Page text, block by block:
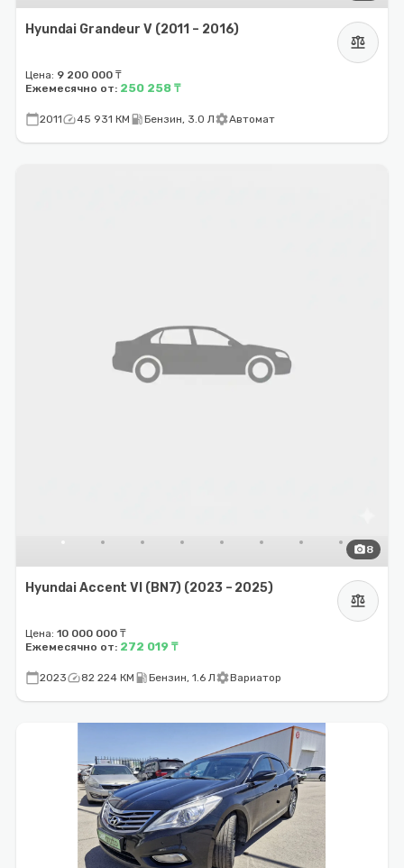
Hyundai Grandeur V (2011 – 2016)
balance
Цена: 9 200 000 ₸
Ежемесячно от: 250 258 ₸
calendar_today2011speed45 931 КМ local_gas_stationБензин, 3.0 ЛsettingsАвтомат
photo_camera8
Hyundai Accent VI (BN7) (2023 – 2025)
balance
Цена: 10 000 000 ₸
Ежемесячно от: 272 019 ₸
calendar_today2023speed82 224 КМ local_gas_stationБензин, 1.6 ЛsettingsВариатор